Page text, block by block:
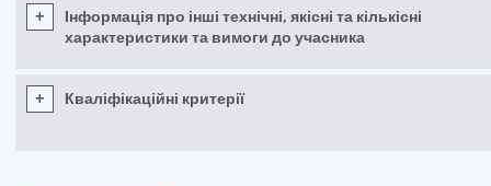
+
Інформація про інші технічні, якісні та кількісні
характеристики та вимоги до учасника
+ Кваліфікаційні критерії